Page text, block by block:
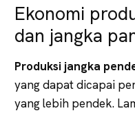
Ekonomi
dan jangka
Produksi jangka
yang dapat dicapai
yang lebih pendek.